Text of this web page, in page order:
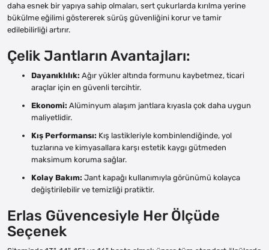
daha esnek bir yapıya sahip olmaları, sert çukurlarda kırılma yerine
bükülme eğilimi göstererek sürüş güvenliğini korur ve tamir
edilebilirliği artırır.
Çelik Jantların Avantajları:
Dayanıklılık: Ağır yükler altında formunu kaybetmez, ticari
araçlar için en güvenli tercihtir.
Ekonomi: Alüminyum alaşım jantlara kıyasla çok daha uygun
maliyetlidir.
Kış Performansı: Kış lastikleriyle kombinlendiğinde, yol
tuzlarına ve kimyasallara karşı estetik kaygı gütmeden
maksimum koruma sağlar.
Kolay Bakım: Jant kapağı kullanımıyla görünümü kolayca
değiştirilebilir ve temizliği pratiktir.
Erlas Güvencesiyle Her Ölçüde
Seçenek